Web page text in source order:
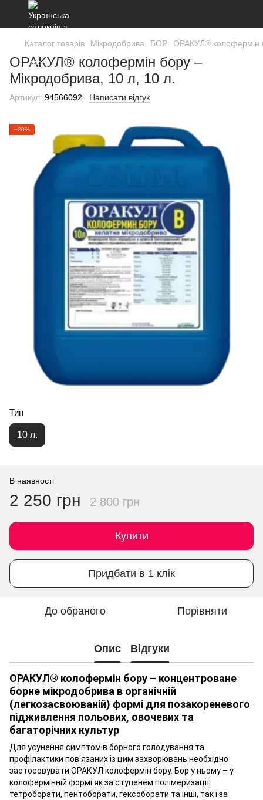
Каталог товарів Мікродобрива БОР ОРАКУЛ® колофермін
ОРАКУЛ® колофермін бору –
Мікродобрива, 10 л, 10 л.
Артикул: 94566092 Написати відгук
−20%
Тип
10 л.
В наявності
2 250 грн 2 800 грн
Купити
Придбати в 1 клік
До обраного Порівняти
Опис Відгуки
ОРАКУЛ® колофермін бору – концентроване
борне мікродобрива в органічній
(легкозасвоюваній) формі для позакореневого
підживлення польових, овочевих та
багаторічних культур
Для усунення симптомів борного голодування та
профілактики пов'язаних із цим захворювань необхідно
застосовувати ОРАКУЛ колофермін бору. Бор у ньому – у
колофермінній формі як за ступенем полімеризації:
тетроборати, пентоборати, гексоборати та інші, так і за